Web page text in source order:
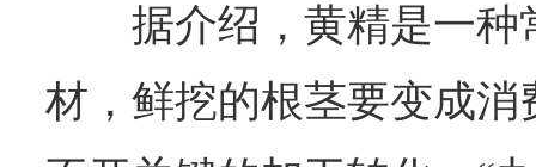
据介绍，黄精是一
材，鲜挖的根茎要变成